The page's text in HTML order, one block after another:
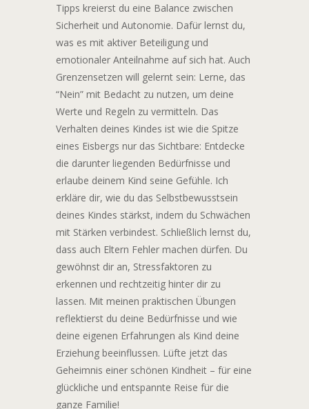
Tipps kreierst du eine Balance zwischen
Sicherheit und Autonomie. Dafür lernst du,
was es mit aktiver Beteiligung und
emotionaler Anteilnahme auf sich hat. Auch
Grenzensetzen will gelernt sein: Lerne, das
“Nein” mit Bedacht zu nutzen, um deine
Werte und Regeln zu vermitteln. Das
Verhalten deines Kindes ist wie die Spitze
eines Eisbergs nur das Sichtbare: Entdecke
die darunter liegenden Bedürfnisse und
erlaube deinem Kind seine Gefühle. Ich
erkläre dir, wie du das Selbstbewusstsein
deines Kindes stärkst, indem du Schwächen
mit Stärken verbindest. Schließlich lernst du,
dass auch Eltern Fehler machen dürfen. Du
gewöhnst dir an, Stressfaktoren zu
erkennen und rechtzeitig hinter dir zu
lassen. Mit meinen praktischen Übungen
reflektierst du deine Bedürfnisse und wie
deine eigenen Erfahrungen als Kind deine
Erziehung beeinflussen. Lüfte jetzt das
Geheimnis einer schönen Kindheit – für eine
glückliche und entspannte Reise für die
ganze Familie!